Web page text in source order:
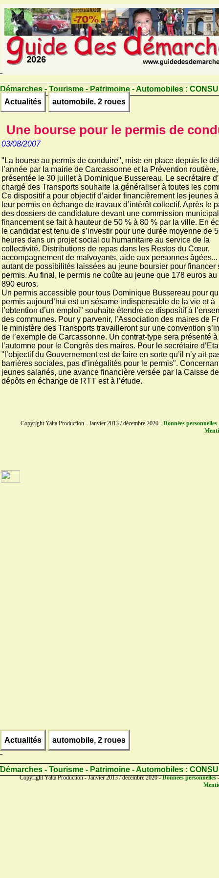
Démarches - Tourisme - Patrimoine - Automobiles :
Actualités
automobile, 2 roues
Une bourse pour le permis de
03/08/2007
"La bourse au permis de conduire", mise en place depuis le
l’année par la mairie de Carcassonne et la Prévention
présentée le 30 juillet à Dominique Bussereau. Le secrétaire
chargé des Transports souhaite la généraliser à toutes les
Ce dispositif a pour objectif d’aider financièrement les jeunes
leur permis en échange de travaux d’intérêt collectif. Après le
des dossiers de candidature devant une commission
financement se fait à hauteur de 50 % à 80 % par la ville. En
le candidat est tenu de s’investir pour une durée moyenne de
heures dans un projet social ou humanitaire au service de la
collectivité. Distributions de repas dans les Restos du Cœur,
accompagnement de malvoyants, aide aux personnes âgées...
autant de possibilités laissées au jeune boursier pour financer
permis. Au final, le permis ne coûte au jeune que 178 euros
890 euros.
Un permis accessible pour tous Dominique Bussereau pour
permis aujourd’hui est un sésame indispensable de la vie et à
l’obtention d’un emploi" souhaite étendre ce dispositif à
des communes. Pour y parvenir, l’Association des maires de
le ministère des Transports travailleront sur une convention
de l’exemple de Carcassonne. Un contrat-type sera présenté à
l’automne pour le Congrès des maires. Pour le secrétaire
"l’objectif du Gouvernement est de faire en sorte qu’il n’y ait
barrières sociales, pas d’inégalités pour le permis".
jeunes salariés, une avance financière versée par la Caisse
dépôts en échange de RTT est à l’étude.
Copyright Yalta Production - Janvier 2013 / décembre 2020 - Données
Actualités automobile, 2 roues
Démarches - Tourisme - Patrimoine - Automobiles :
Copyright Yalta Production - Janvier 2013 / décembre 2020 -Données personnelles